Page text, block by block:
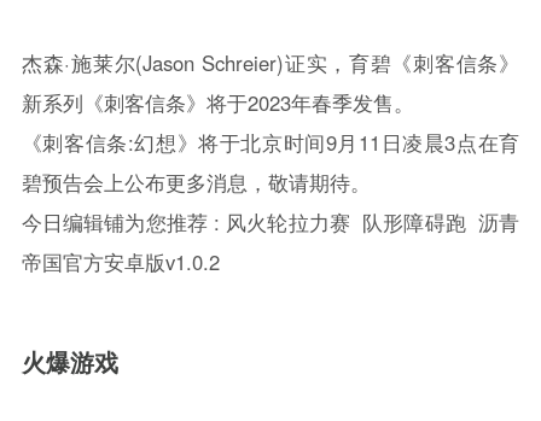
杰森·施莱尔(Jason Schreier)证实，育碧《刺客信条》
新系列《刺客信条》将于2023年春季发售。
《刺客信条:幻想》将于北京时间9月11日凌晨3点在育
碧预告会上公布更多消息，敬请期待。
今日编辑铺为您推荐 : 风火轮拉力赛 队形障碍跑 沥青
帝国官方安卓版v1.0.2
火爆游戏